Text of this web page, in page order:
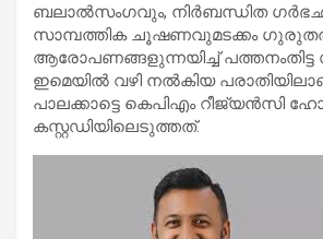
ബലാൽസംഗവും, നിർബന്ധിത
സാമ്പത്തിക ചൂഷണവുമടക്കം
ആരോപണങ്ങളുന്നയിച്ച് പത്തനംതിട്ട
ഇമെയിൽ വഴി നൽകിയ
പാലക്കാട്ടെ കെപിഎം റീജ്യൻസി
കസ്റ്റഡിയിലെടുത്തത്.